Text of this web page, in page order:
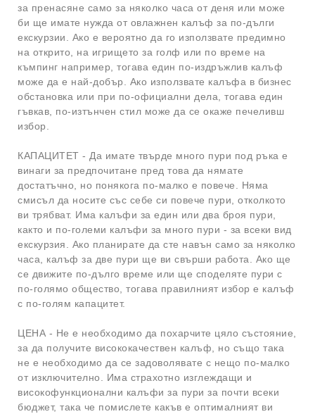
за пренасяне само за няколко часа от деня или може
би ще имате нужда от овлажнен калъф за по-дълги
екскурзии. Ако е вероятно да го използвате предимно
на открито, на игрището за голф или по време на
къмпинг например, тогава един по-издръжлив калъф
може да е най-добър. Ако използвате калъфа в бизнес
обстановка или при по-официални дела, тогава един
гъвкав, по-изтънчен стил може да се окаже печеливш
избор.
КАПАЦИТЕТ - Да имате твърде много пури под ръка е
винаги за предпочитане пред това да нямате
достатъчно, но понякога по-малко е повече. Няма
смисъл да носите със себе си повече пури, отколкото
ви трябват. Има калъфи за един или два броя пури,
както и по-големи калъфи за много пури - за всеки вид
екскурзия. Ако планирате да сте навън само за няколко
часа, калъф за две пури ще ви свърши работа. Ако ще
се движите по-дълго време или ще споделяте пури с
по-голямо общество, тогава правилният избор е калъф
с по-голям капацитет.
ЦЕНА - Не е необходимо да похарчите цяло състояние,
за да получите висококачествен калъф, но също така
не е необходимо да се задоволявате с нещо по-малко
от изключително. Има страхотно изглеждащи и
високофункционални калъфи за пури за почти всеки
бюджет, така че помислете какъв е оптималният ви